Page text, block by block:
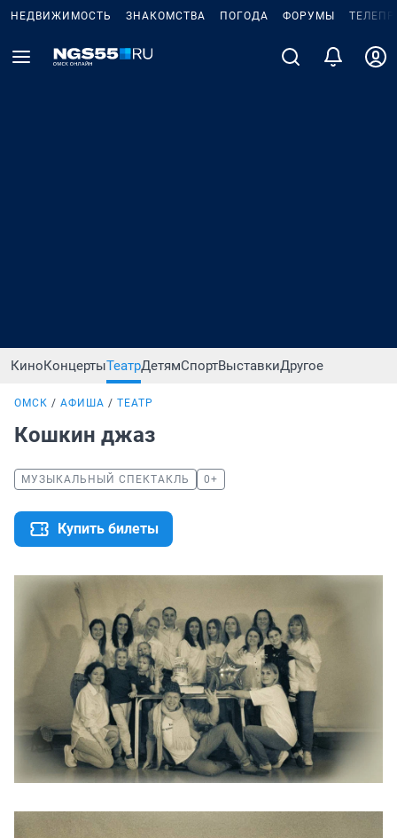
НЕДВИЖИМОСТЬ ЗНАКОМСТВА ПОГОДА ФОРУМЫ
КиноКонцертыТеатрДетямСпортВыставкиДругое
ОМСК АФИША ТЕАТР
Кошкин джаз
МУЗЫКАЛЬНЫЙ СПЕКТАКЛЬ 0+
Купить билеты